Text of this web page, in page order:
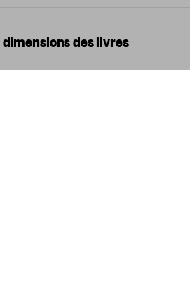
des livres